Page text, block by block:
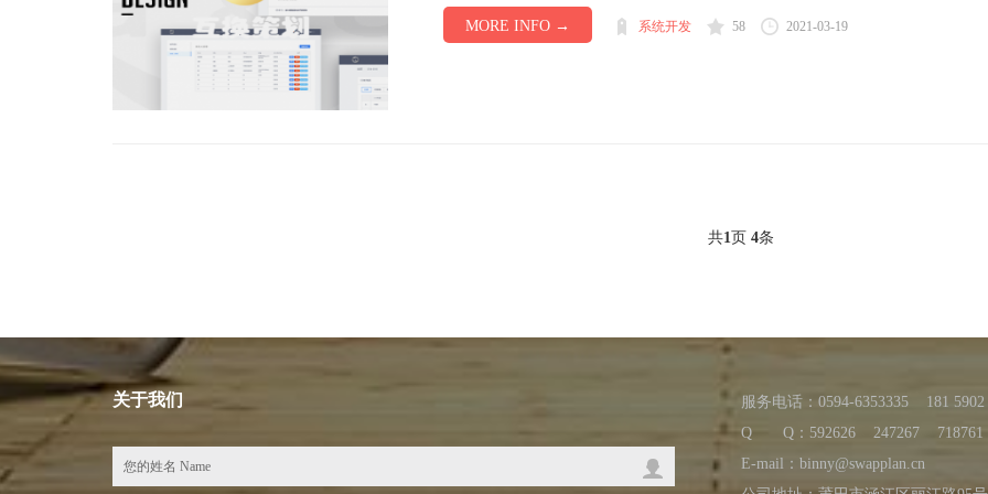
MORE INFO → 系统开发 58 2021-03-19
共1页 4条
关于我们
服务电话：0594-6353335 181 5902
Q Q： 592626 247267
718761
E-mail：binny@swapplan.cn